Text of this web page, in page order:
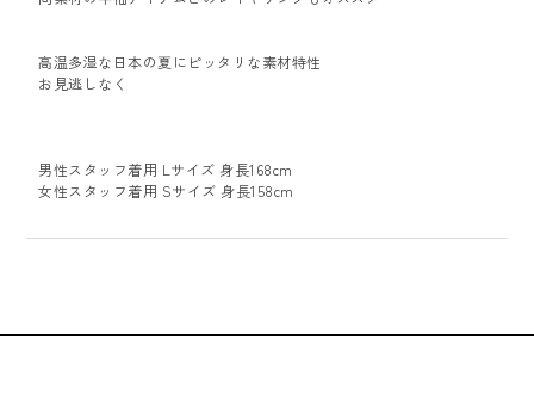
高温多湿な日本の夏にピッタリな素材特性
お見逃しなく
男性スタッフ着用 Lサイズ 身長168cm
女性スタッフ着用 Sサイズ 身長158cm